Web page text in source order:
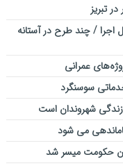
تبریز
اجرا / چند طرح در آستانه
عمرانی
سوسنگرد
شهروندان است
می شود
حکومت میسر شد